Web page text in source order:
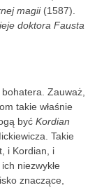
magii (1587).
doktora Fausta
bohatera. Zauważ,
takie właśnie
być Kordian
Takie
i Kordian, i
niezwykłe
znaczące,